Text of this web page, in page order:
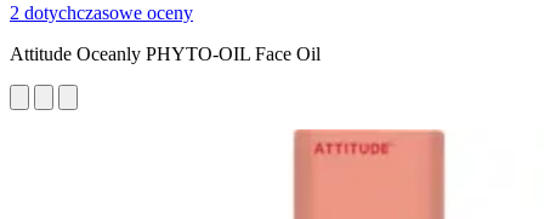
2 dotychczasowe oceny
Attitude Oceanly PHYTO-OIL Face Oil